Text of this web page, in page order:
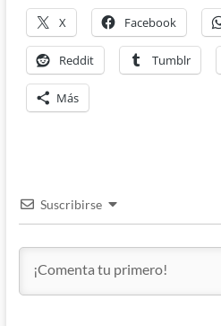
X Facebook
Reddit Tumblr
Más
Suscribirse